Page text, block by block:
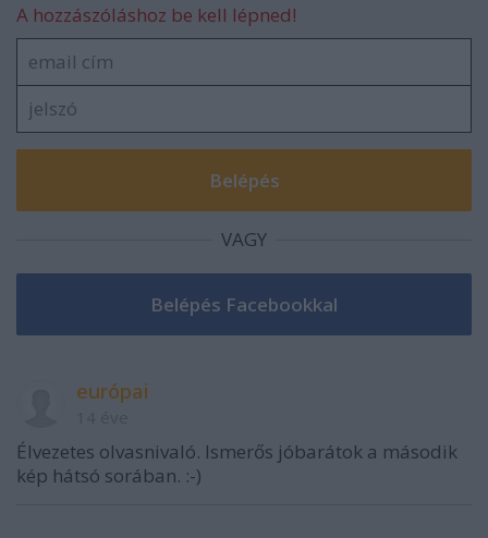
A hozzászóláshoz be kell lépned!
VAGY
európai
Élvezetes olvasnivaló. Ismerős jóbarátok a második
kép hátsó sorában. :-)